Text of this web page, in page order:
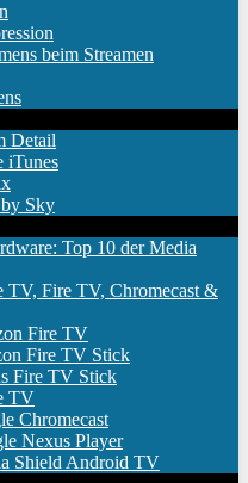
beim Streamen
Detail
iTunes
Sky
Top 10 der Media
TV, Fire TV, Chromecast &
Fire TV
Fire TV Stick
Fire TV Stick
TV
Chromecast
Nexus Player
Shield Android TV